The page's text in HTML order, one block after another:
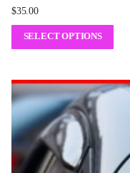
$35.00
SELECT OPTIONS